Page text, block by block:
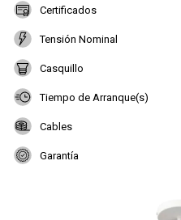
Certificados
Tensión Nominal
Casquillo
Tiempo de Arranque(s)
Cables
Garantía